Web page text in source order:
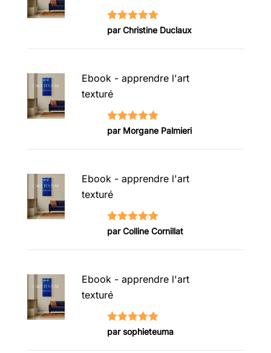
Note5sur
par Christine Duclaux
Ebook - apprendre l'art
texturé
Note5sur
par Morgane Palmieri
Ebook - apprendre l'art
texturé
Note5sur
par Colline Cornillat
Ebook - apprendre l'art
texturé
Note5sur
par sophieteuma